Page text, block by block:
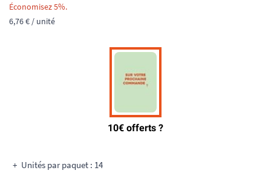
Économisez 5%.
6,76 € / unité
Unités par paquet : 14